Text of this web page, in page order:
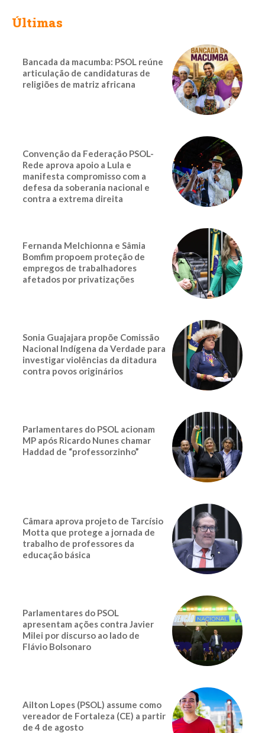
Últimas
Bancada da macumba: PSOL reúne
articulação de candidaturas de
religiões de matriz africana
Convenção da Federação PSOL-
Rede aprova apoio a Lula e
manifesta compromisso com a
defesa da soberania nacional e
contra a extrema direita
Fernanda Melchionna e Sâmia
Bomfim propoem proteção de
empregos de trabalhadores
afetados por privatizações
Sonia Guajajara propõe Comissão
Nacional Indígena da Verdade para
investigar violências da ditadura
contra povos originários
Parlamentares do PSOL acionam
MP após Ricardo Nunes chamar
Haddad de “professorzinho”
Câmara aprova projeto de Tarcísio
Motta que protege a jornada de
trabalho de professores da
educação básica
Parlamentares do PSOL
apresentam ações contra Javier
Milei por discurso ao lado de
Flávio Bolsonaro
Ailton Lopes (PSOL) assume como
vereador de Fortaleza (CE) a partir
de 4 de agosto